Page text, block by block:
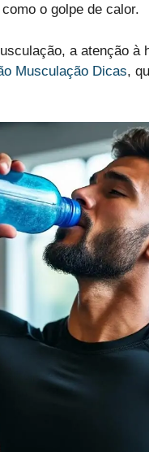
o golpe de calor.
a atenção à
Musculação Dicas,